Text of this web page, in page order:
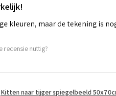
kleuren, maar de tekening is
recensie nuttig?
Kitten naar tijger spiegelbeeld